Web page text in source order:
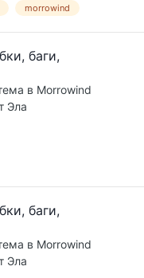
morrowind
баги,
в Morrowind
Эла
баги,
в Morrowind
Эла